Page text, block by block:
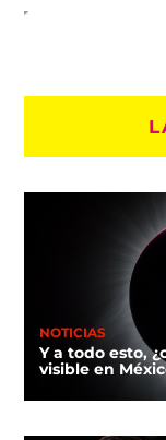
NOTICIAS
Y a todo esto,
visible en